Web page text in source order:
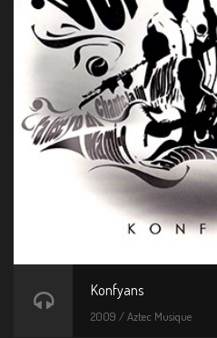
Konfyans
2009 / Aztec Musique